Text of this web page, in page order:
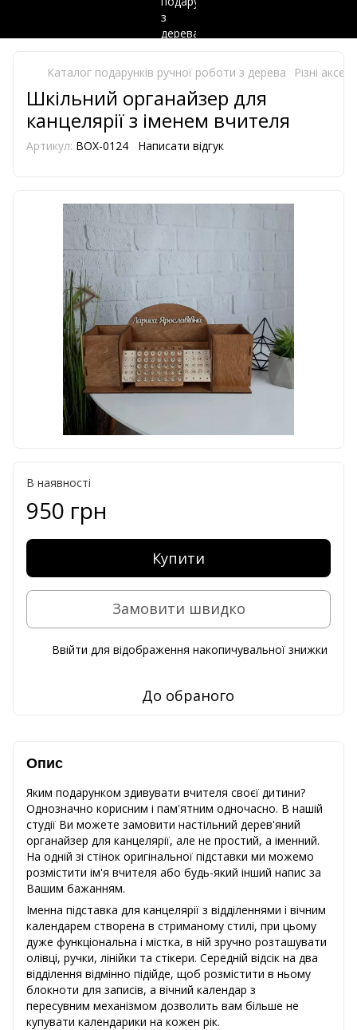
Каталог подарунків ручної роботи з дерева Різні
Шкільний органайзер для
канцелярії з іменем вчителя
Артикул: BOX-0124 Написати відгук
В наявності
950 грн
Купити
Замовити швидко
Ввійти для відображення накопичувальної знижки
До обраного
Опис
Яким подарунком здивувати вчителя своєї дитини?
Однозначно корисним і пам'ятним одночасно. В нашій
студії Ви можете замовити настільний дерев'яний
органайзер для канцелярії, але не простий, а іменний.
На одній зі стінок оригінальної підставки ми можемо
розмістити ім'я вчителя або будь-який інший напис за
Вашим бажанням.
Іменна підставка для канцелярії з відділеннями і вічним
календарем створена в стриманому стилі, при цьому
дуже функціональна і містка, в ній зручно розташувати
олівці, ручки, лінійки та стікери. Середній відсік на два
відділення відмінно підійде, щоб розмістити в ньому
блокноти для записів, а вічний календар з
пересувним механізмом дозволить вам більше не
купувати календарики на кожен рік.